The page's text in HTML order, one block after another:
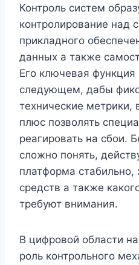
Контроль систем
контролирование над
прикладного
данных а также
Его ключевая функция
следующем, дабы
технические метрики,
плюс позволять
реагировать на сбои.
сложно понять,
платформа стабильно,
средств а также
требуют внимания.
В цифровой области
роль контрольного